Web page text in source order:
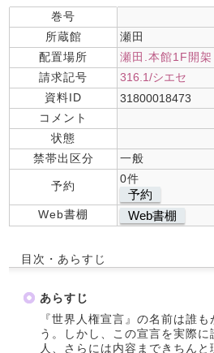
巻号
所蔵館
瀬田
配置場所
瀬田.本館1F開架
請求記号
316.1/シエセ
資料ID
31800018473
コメント
状態
禁帯出区分
一般
予約
0件
予約
Web書棚 Web書棚
目次・あらすじ
あらすじ
『世界人権宣言』の名前は誰
う。しかし、この宣言を実際に
人、さらには内容まできちんと